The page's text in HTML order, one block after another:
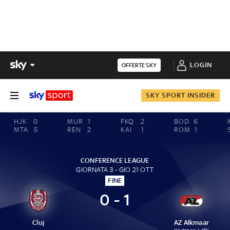
OFFERTE SKY LOGIN
SKY SPORT INSIDER
HJK
0
MTA
5
MUR
1
REN
2
FKQ
2
KAI
1
BOD
6
ROM
1
CONFERENCE LEAGUE
GIORNATA 3 - GIO 21 OTT
FINE
Cluj
0 - 1
AZ Alkmaar